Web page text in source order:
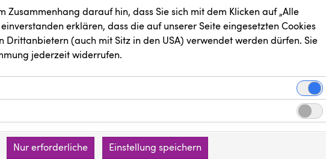
Zusammenhang darauf hin, dass Sie sich mit dem Klicken auf „Alle
erklären, dass die auf unserer Seite eingesetzten Cookies
Drittanbietern (auch mit Sitz in den USA) verwendet werden dürfen. Sie
jederzeit widerrufen.
ermöglichen grundlegende Funktionen und sind für die einwandfreie
erforderlich. Diese Cookies speichern keine personenbezogenen
an keine Dritten übermittelt.
Website (Erstanbieter)
Besucher unsere Website nutzen.
Nur erforderliche Einstellung speichern